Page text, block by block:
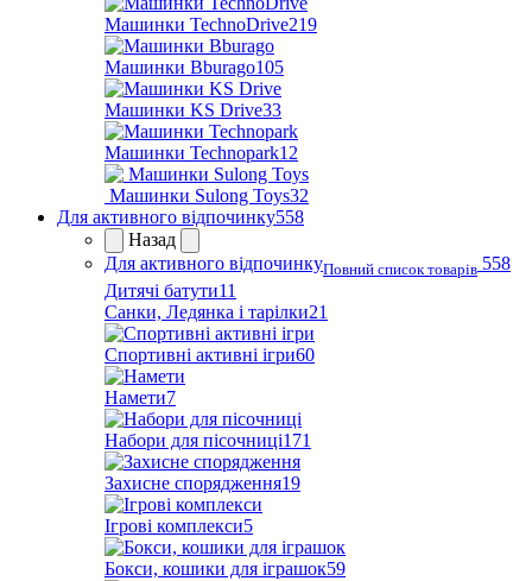
Машинки TechnoDrive219
Машинки Bburago105
Машинки KS Drive33
Машинки Technopark12
Машинки Sulong Toys32
Для активного відпочинку558
Назад
Для активного відпочинкуПовний список товарів 558
Дитячі батути11
Санки, Ледянка і тарілки21
Спортивні активні ігри60
Намети7
Набори для пісочниці171
Захисне спорядження19
Ігрові комплекси5
Бокси, кошики для іграшок59